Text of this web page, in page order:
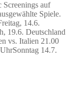
Screenings auf
Spiele.
14.6.
19.6. Deutschland
vs. Italien 21.00
14.7.